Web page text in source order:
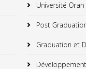
Université
Post
Graduation et
Développement